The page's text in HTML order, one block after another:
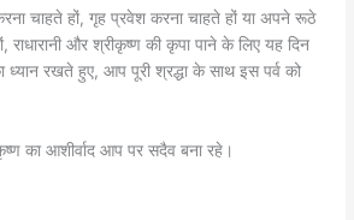
चाहते हों, गृह प्रवेश करना चाहते हों या अपने रूठे
राधारानी और श्रीकृष्ण की कृपा पाने के लिए यह दिन
ध्यान रखते हुए, आप पूरी श्रद्धा के साथ इस पर्व को
का आशीर्वाद आप पर सदैव बना रहे।